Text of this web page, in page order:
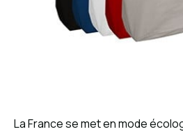
La France se met en mode